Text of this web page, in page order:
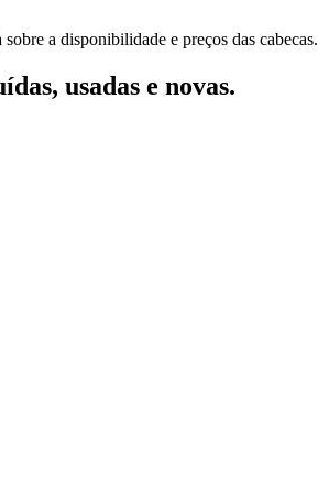
a disponibilidade e preços das cabecas.
usadas e novas.